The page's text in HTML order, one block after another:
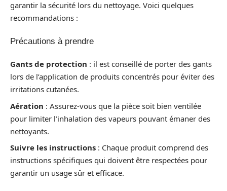
garantir la sécurité lors du nettoyage. Voici quelques
recommandations :
Précautions à prendre
Gants de protection : il est conseillé de porter des gants
lors de l’application de produits concentrés pour éviter des
irritations cutanées.
Aération : Assurez-vous que la pièce soit bien ventilée
pour limiter l’inhalation des vapeurs pouvant émaner des
nettoyants.
Suivre les instructions : Chaque produit comprend des
instructions spécifiques qui doivent être respectées pour
garantir un usage sûr et efficace.